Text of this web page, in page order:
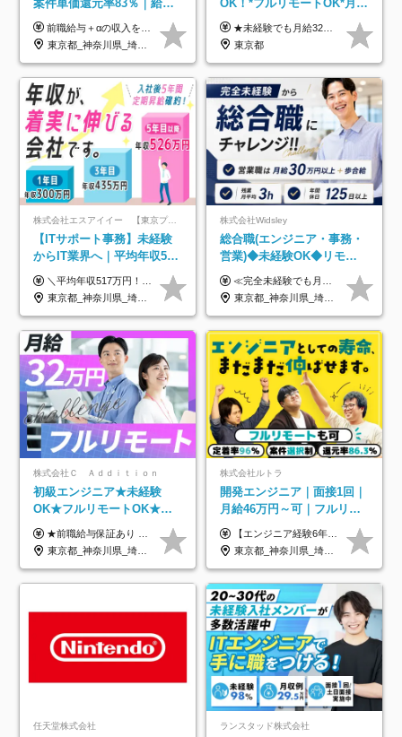
案件単価還元率83％｜給与
UP保証｜年休140日｜在宅
利用率9割｜独立支援・副業
制度
前職給与＋αの収入を保証 月給42万円～120万円＋各種手当＋賞与 給与基準が明確かつ高還元です。 一人ひとりが安定した環境のもと、長く活躍できる職場を目指しています。 ※平均年収650万円 ・還元率83％ ・各種手当について 職能手当／職務手当／資格手当／営業手当 など ※前職での経験・能力、給与などを考慮の上、当社規定により優遇いたします ※試用期間あり（3ヶ月／期間中の条件に変動はありません） ※上記金額には固定残業代（78,948円～225,564円/月30時間分）を含みます 超過分は別途全額支給いたします ・年収UPを保証 過去には転職時に〈年収200万円UP〉したエンジニアも在籍しています。入社時だけでなく、入社後も安心の給与水準で働ける環境です。キャリアや技術力が正当に評価されていないと感じていたら、一度面接でお話ししましょう！ 当社では管理職の人数は最低限にし、無駄な管理をしません。その費用削減分を社員の給与に還元しています！
東京都_神奈川県_埼玉県_千葉県_大阪府_愛知県_北海道_青森県_岩手県_宮城県_秋田県_山形県_福島県_茨城県_栃木県_群馬県_新潟県_山梨県_長野県_富山県_石川県_福井県_静岡県_岐阜県_三重県_兵庫県_京都府_滋賀県_奈良県_和歌山県_広島県_岡山県_鳥取県_島根県_山口県_徳島県_香川県_愛媛県_高知県_福岡県_熊本県_佐賀県_長崎県_大分県_宮崎県_鹿児島県_沖縄県
OK！*フルリモートOK*月給
32万～*残業月9.8h*1ヶ月の
研修*資格取得率100％
★未経験でも月給32万円スタート★ 月収32万円～35万円＋各種手当（資格手当だけで毎月15万の上乗せ実績あり！） ★資格手当豊富！1資格につき最大3万円支給 ★功績手当の導入で、毎月のお給与に上乗せで最大10万円支給している社員も！ ★1回の昇級で年収数十万UPも可 ★ゆくゆくは年収1000万以上も目指せる 年俸384万円～1,162万8,000円（12分割） ※経験・スキルを考慮の上決定します ※上記金額には固定残業代（月30h分・60,800円～66,500円）を含みます ※超過分は別途全額支給します ※試用期間2ヶ月間あり（その他待遇に差異はありません）
東京都
株式会社エスアイイー 【東京プロマーケット上場】
【ITサポート事務】未経験
からIT業界へ｜平均年収517
万円｜ホワイト企業認定｜
年休134日｜リモートOK
＼平均年収517万円！入社5年目まで毎年必ず昇給／ ■賞与年3回 ■年収800万円以上も可 ■入社3年以上の平均年収469.2万円 月給23万2000円以上＋賞与年3回＋各種手当 ☆入社5年目まで最大1万5000円の定期昇給を確約 ┃各種手当充実 ・規定の資格を取得すれば、2000円～5万円を毎月支給（2万4000円～60万円／年） ・研修中に取得した取得率95％の資格でも研修後の給料UP ※月給は年齢・経験・能力を考慮して、優遇いたします ※上記月給金額は固定残業代（20時間/3万1300円円以上）を含み、超過分は別途支給いたします ※試用期間（6ヶ月）は月給に変動はありますが、その他待遇に差異はありません ├入社後1ヶ月～3ヶ月間は、月給20万1900円となります └上記金額は固定残業代（10時間／1万6000円）を含み、超過分は別途支給いたします
東京都_神奈川県_埼玉県_千葉県_大阪府_愛知県_北海道_青森県_岩手県_宮城県_秋田県_山形県_福島県_茨城県_栃木県_群馬県_新潟県_山梨県_長野県_富山県_石川県_福井県_静岡県_岐阜県_三重県_兵庫県_京都府_滋賀県_奈良県_和歌山県_広島県_岡山県_鳥取県_島根県_山口県_徳島県_香川県_愛媛県_高知県_福岡県_熊本県_佐賀県_長崎県_大分県_宮崎県_鹿児島県_沖縄県
株式会社Widsley
総合職(エンジニア・事務・
営業)◆未経験OK◆リモー
トあり◆残業月3h◆服装髪
型自由
≪完全未経験でも月給40万円以上も可能です！≫ -------------- 【1】ITエンジニア 月給26万円～50万円＋プロジェクト手当＋資格手当 【2】IT事務、営業事務 月給26万円～50万円＋プロジェクト手当＋資格手当 ≪【1】【2】共通≫ ★上記給与には固定残業代20時間分(月3万719円～)を含みます。残業が超過した場合は、追加支給します(残業は月平均3時間とほぼ発生しません。残業がなくても、固定残業代は支給されます) ★試用期間6ヵ月あり（期間中は月給23万1000円～。固定残業代20時間分3万719円～を含む／超過分は別途支給） -------------- 【3】SES営業、SaaS営業 月給30万円以上＋インセンティブ＋各種手当 ★上記給与には固定残業代45時間分(月7万6967円～)を含みます。残業が超過した場合は、追加支給します(残業は月平均3時間とほぼ発生しません。残業がなくても、固定残業代は支給されます) ★試用期間6ヵ月あり(期間中も給与や福利厚生は同じです)
東京都_神奈川県_埼玉県_千葉県_大阪府_愛知県_北海道_青森県_岩手県_宮城県_秋田県_山形県_福島県_茨城県_栃木県_群馬県_新潟県_山梨県_長野県_富山県_石川県_福井県_静岡県_岐阜県_三重県_兵庫県_京都府_滋賀県_奈良県_和歌山県_広島県_岡山県_鳥取県_島根県_山口県_徳島県_香川県_愛媛県_高知県_福岡県_熊本県_佐賀県_長崎県_大分県_宮崎県_鹿児島県_沖縄県
株式会社Ｃ Ａｄｄｉｔｉｏｎ
初級エンジニア★未経験
OK★フルリモートOK★月
給32万円～★残業月10h＆
年休120日以上★副業可
★前職給与保証あり ★月給32万円以上＋インセンティブあり 月給32万円以上＋インセンティブ＋各種手当 ※上記には固定残業代（月30時間・44,400円～）を含みます ※超過分は別途支給します ※試用期間はございません ★＼成果＝あなたの収入／★ 【1】案件単価ー8万円＝あなたの給与 参画したプロジェクトの案件単価から 一律8万円引いた金額があなたの給与です！ （月給例） ■1人称での構築・小規模な詳細設計 案件単価55万円ー8万円＝月給47万円（還元率85.5%） ■大型案件の設計・構築やプロジェクト管理 案件単価90万円ー8万円＝月給82万円（還元率91.1%） ‥‥‥‥‥‥‥‥‥‥‥‥‥‥‥‥‥‥ 【2】月給の他にも豊富なインセンティブあり 全員が月3～13万円のインセンティブをゲットしています！ ≪インセンティブ制度≫ 稼働している現場で増員・交代が発生し、 当社の人員を配属が決定した際に支給。 ◇C Addition正社員が参画 ：実粗利の10%／毎月 ◇協力会社所属の社員が参画：実粗利の30%／毎月 ≪リファラル制度≫ あなたの知り合いが当社のメンバーになった際に、 毎月1人あたり2万円支給します◎ ‥‥‥‥‥‥‥‥‥‥‥‥‥‥‥‥‥‥
東京都_神奈川県_埼玉県_千葉県_大阪府_愛知県_北海道_青森県_岩手県_宮城県_秋田県_山形県_福島県_茨城県_栃木県_群馬県_新潟県_山梨県_長野県_富山県_石川県_福井県_静岡県_岐阜県_三重県_兵庫県_京都府_滋賀県_奈良県_和歌山県_広島県_岡山県_鳥取県_島根県_山口県_徳島県_香川県_愛媛県_高知県_福岡県_熊本県_佐賀県_長崎県_大分県_宮崎県_鹿児島県_沖縄県
株式会社ルトラ
開発エンジニア｜面接1回｜
月給46万円～可｜フルリモ
ートも可｜案件選択制｜定
着率96％以上｜副業OK｜住
宅手当
【エンジニア経験6年以上の方】 月給46万円～100万円（固定残業代含む） ※上記月給には月30時間分の固定残業代（月8万7,400円～月19万円）を含む。超過分は全額支給。 【エンジニア経験4年以上の方】 月給42万円～100万円（固定残業代含む） ※上記月給には月30時間分の固定残業代（月7万9,800円～月19万円）を含む。超過分は全額支給。 【エンジニア経験4年未満の方】 月給38万円～100万円（固定残業代含む） ※上記月給には月30時間分の固定残業代（月7万2,200円～月19万円）を含む。超過分は全額支給。 ※経験、スキル、前職給与などを踏まえて決定。 ◆ルトラの給与制度のポイント！◆ ・社員の95%が入社時に年収UP！最高で300万円UPの実績も ・平均還元率86.3%（交通費・住宅手当・会社負担分の社保も含む） ・人柄やポテンシャルを評価し、スキル以上の希望年収を提示することも ・退職金制度やリファラル手当（平均50万円）あり
東京都_神奈川県_埼玉県_千葉県_大阪府_愛知県_北海道_青森県_岩手県_宮城県_秋田県_山形県_福島県_茨城県_栃木県_群馬県_新潟県_山梨県_長野県_富山県_石川県_福井県_静岡県_岐阜県_三重県_兵庫県_京都府_滋賀県_奈良県_和歌山県_広島県_岡山県_鳥取県_島根県_山口県_徳島県_香川県_愛媛県_高知県_福岡県_熊本県_佐賀県_長崎県_大分県_宮崎県_鹿児島県_沖縄県
任天堂株式会社 ランスタッド株式会社